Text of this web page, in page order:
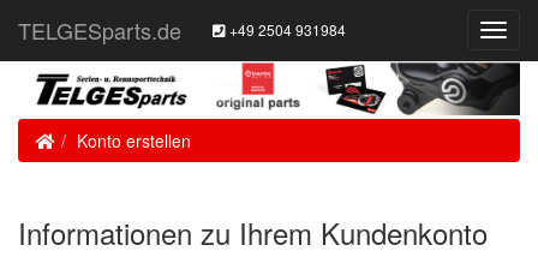
TELGESparts.de +49 2504 931984
HomeKonto erstellen
Informationen zu Ihrem Kundenkonto